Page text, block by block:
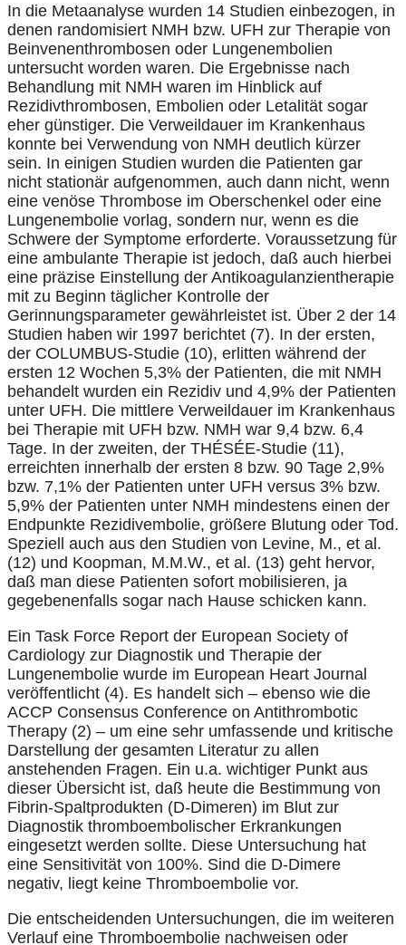
In die Metaanalyse wurden 14 Studien einbezogen, in
denen randomisiert NMH bzw. UFH zur Therapie von
Beinvenenthrombosen oder Lungenembolien
untersucht worden waren. Die Ergebnisse nach
Behandlung mit NMH waren im Hinblick auf
Rezidivthrombosen, Embolien oder Letalität sogar
eher günstiger. Die Verweildauer im Krankenhaus
konnte bei Verwendung von NMH deutlich kürzer
sein. In einigen Studien wurden die Patienten gar
nicht stationär aufgenommen, auch dann nicht, wenn
eine venöse Thrombose im Oberschenkel oder eine
Lungenembolie vorlag, sondern nur, wenn es die
Schwere der Symptome erforderte. Voraussetzung für
eine ambulante Therapie ist jedoch, daß auch hierbei
eine präzise Einstellung der Antikoagulanzientherapie
mit zu Beginn täglicher Kontrolle der
Gerinnungsparameter gewährleistet ist. Über 2 der 14
Studien haben wir 1997 berichtet (7). In der ersten,
der COLUMBUS-Studie (10), erlitten während der
ersten 12 Wochen 5,3% der Patienten, die mit NMH
behandelt wurden ein Rezidiv und 4,9% der Patienten
unter UFH. Die mittlere Verweildauer im Krankenhaus
bei Therapie mit UFH bzw. NMH war 9,4 bzw. 6,4
Tage. In der zweiten, der THÉSÉE-Studie (11),
erreichten innerhalb der ersten 8 bzw. 90 Tage 2,9%
bzw. 7,1% der Patienten unter UFH versus 3% bzw.
5,9% der Patienten unter NMH mindestens einen der
Endpunkte Rezidivembolie, größere Blutung oder Tod.
Speziell auch aus den Studien von Levine, M., et al.
(12) und Koopman, M.M.W., et al. (13) geht hervor,
daß man diese Patienten sofort mobilisieren, ja
gegebenenfalls sogar nach Hause schicken kann.
Ein Task Force Report der European Society of
Cardiology zur Diagnostik und Therapie der
Lungenembolie wurde im European Heart Journal
veröffentlicht (4). Es handelt sich – ebenso wie die
ACCP Consensus Conference on Antithrombotic
Therapy (2) – um eine sehr umfassende und kritische
Darstellung der gesamten Literatur zu allen
anstehenden Fragen. Ein u.a. wichtiger Punkt aus
dieser Übersicht ist, daß heute die Bestimmung von
Fibrin-Spaltprodukten (D-Dimeren) im Blut zur
Diagnostik thromboembolischer Erkrankungen
eingesetzt werden sollte. Diese Untersuchung hat
eine Sensitivität von 100%. Sind die D-Dimere
negativ, liegt keine Thromboembolie vor.
Die entscheidenden Untersuchungen, die im weiteren
Verlauf eine Thromboembolie nachweisen oder